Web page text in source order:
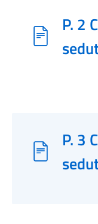
P. 2
P. 3